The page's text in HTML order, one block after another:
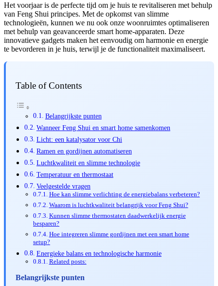
Het voorjaar is de perfecte tijd om je huis te revitaliseren met behulp
van Feng Shui principes. Met de opkomst van slimme
technologieën, kunnen we nu ook onze woonruimtes optimaliseren
met behulp van geavanceerde smart home-apparaten. Deze
innovatieve gadgets maken het eenvoudig om harmonie en energie
te bevorderen in je huis, terwijl je de functionaliteit maximaliseert.
Table of Contents
Belangrijkste punten
Wanneer Feng Shui en smart home samenkomen
Licht: een katalysator voor Chi
Ramen en gordijnen automatiseren
Luchtkwaliteit en slimme technologie
Temperatuur en thermostaat
Veelgestelde vragen
Hoe kan slimme verlichting de energiebalans verbeteren?
Waarom is luchtkwaliteit belangrijk voor Feng Shui?
Kunnen slimme thermostaten daadwerkelijk energie
besparen?
Hoe integreren slimme gordijnen met een smart home
setup?
Energieke balans en technologische harmonie
Related posts:
Belangrijkste punten